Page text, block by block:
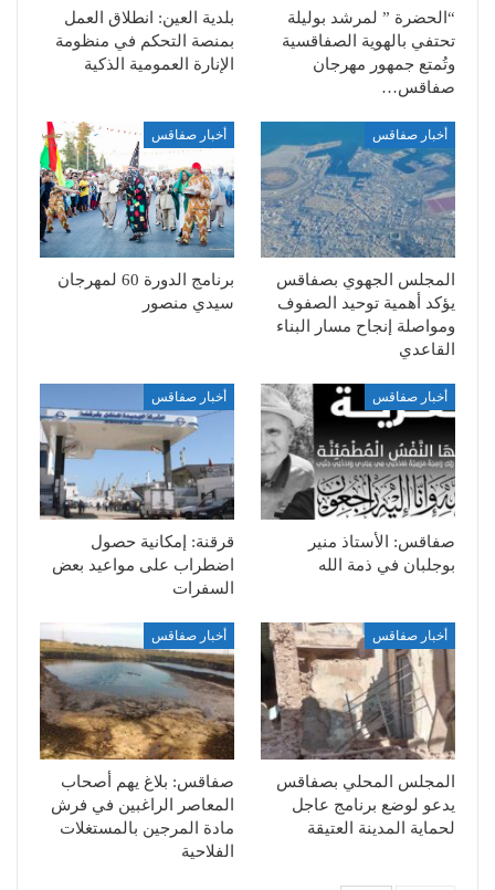
“الحضرة ” لمرشد بوليلة
تحتفي بالهوية الصفاقسية
وتُمتع جمهور مهرجان
صفاقس…
بلدية العين: انطلاق العمل
بمنصة التحكم في منظومة
الإنارة العمومية الذكية
أخبار صفاقس
المجلس الجهوي بصفاقس
يؤكد أهمية توحيد الصفوف
ومواصلة إنجاح مسار البناء
القاعدي
أخبار صفاقس
برنامج الدورة 60 لمهرجان
سيدي منصور
أخبار صفاقس
صفاقس: الأستاذ منير
بوجلبان في ذمة الله
أخبار صفاقس
قرقنة: إمكانية حصول
اضطراب على مواعيد بعض
السفرات
أخبار صفاقس
المجلس المحلي بصفاقس
يدعو لوضع برنامج عاجل
لحماية المدينة العتيقة
أخبار صفاقس
صفاقس: بلاغ يهم أصحاب
المعاصر الراغبين في فرش
مادة المرجين بالمستغلات
الفلاحية